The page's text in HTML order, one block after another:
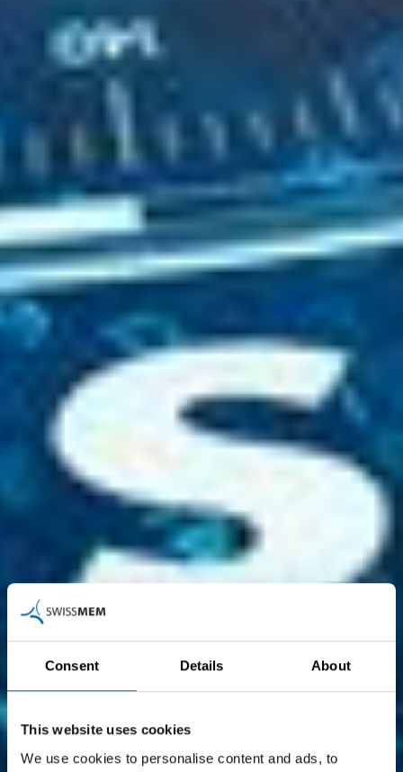
Consent Details About
This website uses cookies
We use cookies to personalise content and ads, to